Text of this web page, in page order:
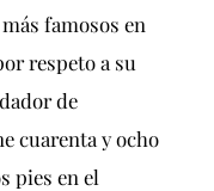
famosos en
respeto a su
de
cuarenta y ocho
pies en el